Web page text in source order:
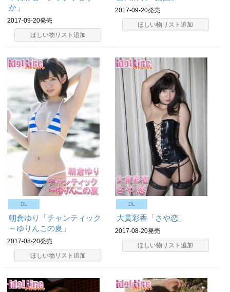
か」
2017-09-20発売
ほしい物リスト追加
2017-09-20発売
ほしい物リスト追加
DL
朝倉ゆり「チャンティック
～ゆりんこの夏」
2017-08-20発売
ほしい物リスト追加
DL
大貫彩香「さや恋」
2017-08-20発売
ほしい物リスト追加